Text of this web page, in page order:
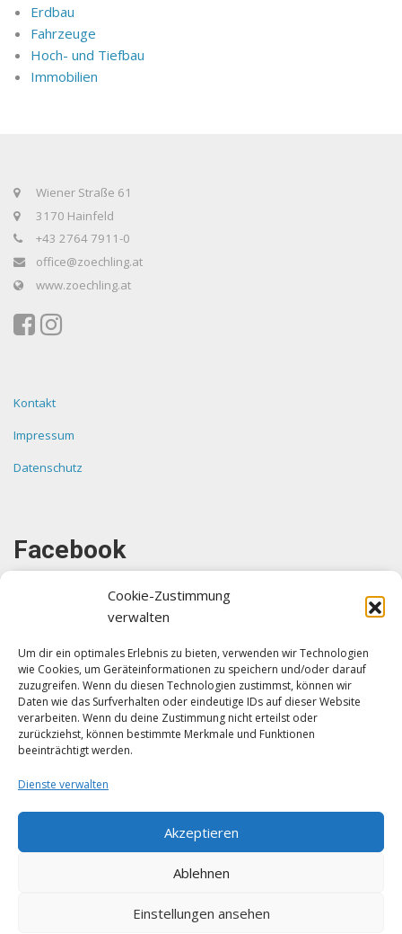
Cookie-Zustimmung
verwalten
Um dir ein optimales Erlebnis zu bieten, verwenden wir Technologien
wie Cookies, um Geräteinformationen zu speichern und/oder darauf
zuzugreifen. Wenn du diesen Technologien zustimmst, können wir
Daten wie das Surfverhalten oder eindeutige IDs auf dieser Website
verarbeiten. Wenn du deine Zustimmung nicht erteilst oder
zurückziehst, können bestimmte Merkmale und Funktionen
beeinträchtigt werden.
Dienste verwalten
Akzeptieren
Ablehnen
Einstellungen ansehen
Erdbau
Fahrzeuge
Hoch- und Tiefbau
Immobilien
Wiener Straße 61
3170 Hainfeld
+43 2764 7911-0
office@zoechling.at
www.zoechling.at
Kontakt
Impressum
Datenschutz
Facebook
Klicke auf "Ich stimme zu", um Facebook
zu aktivieren
Ich stimme zu